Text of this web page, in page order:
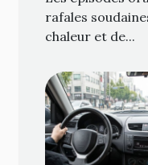
temps
rafales
chaleur et de...